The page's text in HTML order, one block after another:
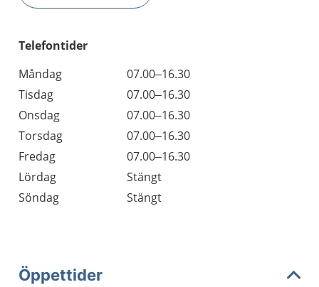
Telefontider
Måndag
07.00–16.30
Tisdag
07.00–16.30
Onsdag
07.00–16.30
Torsdag
07.00–16.30
Fredag
07.00–16.30
Lördag
Stängt
Söndag
Stängt
Öppettider